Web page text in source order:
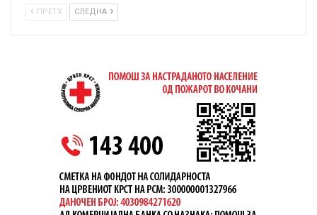
ПРЕТХ СЛЕДНА